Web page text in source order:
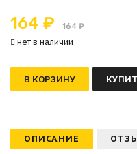
164 ₽ 164 ₽
нет в наличии
В КОРЗИНУ
ОПИСАНИЕ